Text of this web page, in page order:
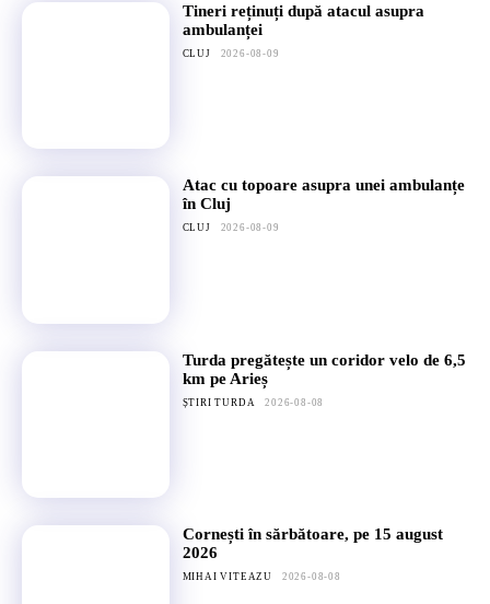
Tineri reținuți după atacul asupra
ambulanței
CLUJ 2026-08-09
Atac cu topoare asupra unei ambulanțe
în Cluj
CLUJ 2026-08-09
Turda pregătește un coridor velo de 6,5
km pe Arieș
ȘTIRI TURDA 2026-08-08
Cornești în sărbătoare, pe 15 august
2026
MIHAI VITEAZU 2026-08-08